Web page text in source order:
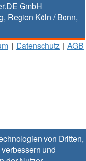
von Dritten,
und
GmbH
, Region Köln / Bonn,
| Datenschutz | AGB